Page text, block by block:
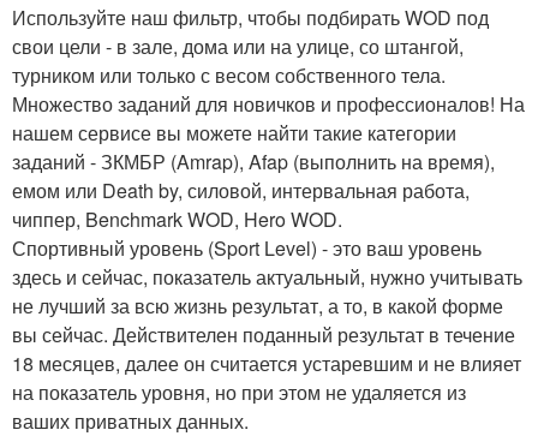
Используйте наш фильтр, чтобы подбирать WOD под
свои цели - в зале, дома или на улице, со штангой,
турником или только с весом собственного тела.
Множество заданий для новичков и профессионалов! На
нашем сервисе вы можете найти такие категории
заданий - ЗКМБР (Amrap), Afap (выполнить на время),
емом или Death by, силовой, интервальная работа,
чиппер, Benchmark WOD, Hero WOD.
Спортивный уровень (Sport Level) - это ваш уровень
здесь и сейчас, показатель актуальный, нужно учитывать
не лучший за всю жизнь результат, а то, в какой форме
вы сейчас. Действителен поданный результат в течение
18 месяцев, далее он считается устаревшим и не влияет
на показатель уровня, но при этом не удаляется из
ваших приватных данных.